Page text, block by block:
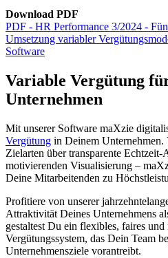
Download PDF
PDF - HR Performance 3/2024 -
Umsetzung variabler
Software
Variable Vergütung
Unternehmen
Mit unserer Software maXzie
Vergütung in Deinem
Zielarten über transparente
motivierenden Visualisierung –
Deine Mitarbeitenden zu
Profitiere von unserer
Attraktivität Deines Unternehmens
gestaltest Du ein flexibles, faires und
Vergütungssystem, das Dein Team
Unternehmensziele vorantreibt.